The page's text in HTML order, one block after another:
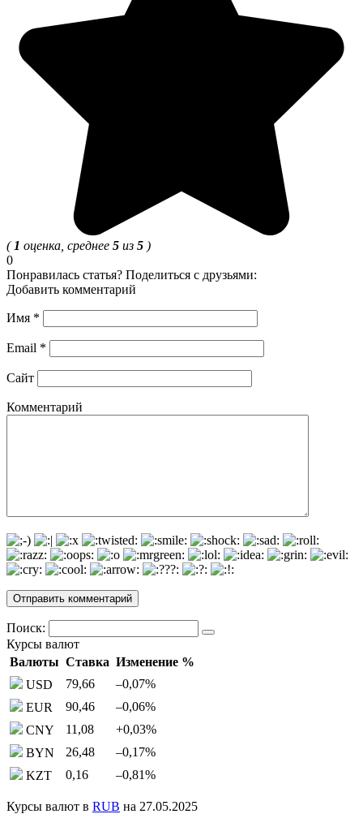
( 1 оценка, среднее 5 из 5 )
0
Понравилась статья? Поделиться с друзьями:
Добавить комментарий
Имя *
Email *
Сайт
Комментарий
Поиск:
Курсы валют
Валюты Ставка Изменение %
USD
79,66 –0,07%
EUR
90,46 –0,06%
CNY
11,08 +0,03%
BYN
26,48 –0,17%
KZT
0,16 –0,81%
Курсы валют в RUB на 27.05.2025